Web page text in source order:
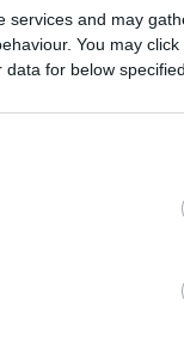
services and may
You may
for below
την αγόρευσή
της εξέφραζε
της είχαν
δόλο για τη